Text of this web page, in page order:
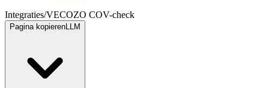
Integraties/VECOZO COV-check
Pagina kopierenLLM